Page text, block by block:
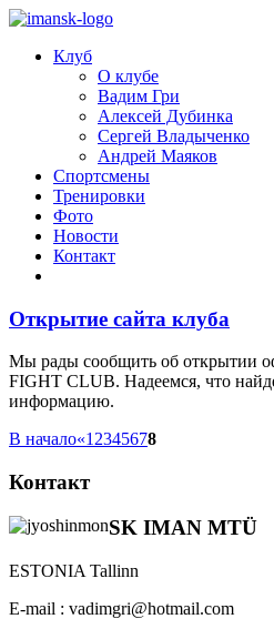
Клуб
О клубе
Вадим Гри
Алексей Дубинка
Сергей Владыченко
Андрей Маяков
Спортсмены
Тренировки
Фото
Новости
Контакт
Открытие сайта клуба
Мы рады сообщить об открытии
FIGHT CLUB. Надеемся, что
информацию.
В начало«12345678
Контакт
SK IMAN MTÜ
ESTONIA Tallinn
E-mail : vadimgri@hotmail.com